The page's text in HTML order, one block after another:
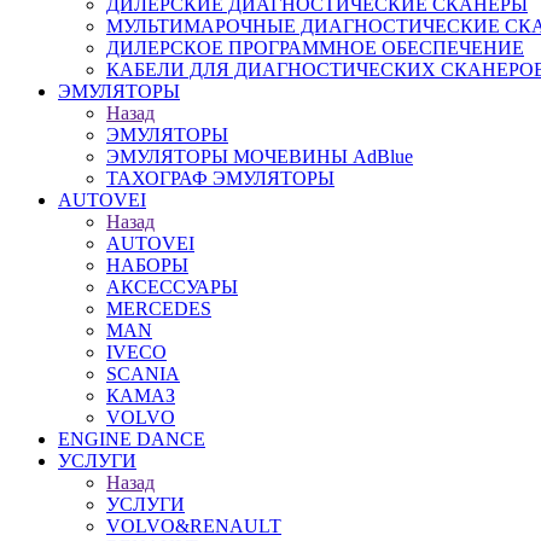
ДИЛЕРСКИЕ ДИАГНОСТИЧЕСКИЕ СКАНЕРЫ
МУЛЬТИМАРОЧНЫЕ ДИАГНОСТИЧЕСКИЕ
ДИЛЕРСКОЕ ПРОГРАММНОЕ ОБЕСПЕЧЕНИЕ
КАБЕЛИ ДЛЯ ДИАГНОСТИЧЕСКИХ
ЭМУЛЯТОРЫ
Назад
ЭМУЛЯТОРЫ
ЭМУЛЯТОРЫ МОЧЕВИНЫ АdBlue
ТАХОГРАФ ЭМУЛЯТОРЫ
AUTOVEI
Назад
AUTOVEI
НАБОРЫ
АКСЕССУАРЫ
MERCEDES
MAN
IVECO
SCANIA
КАМАЗ
VOLVO
ENGINE DANCE
УСЛУГИ
Назад
УСЛУГИ
VOLVO&RENAULT